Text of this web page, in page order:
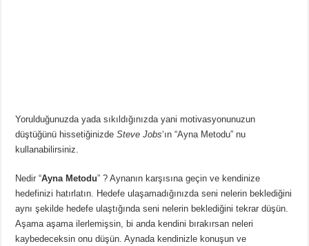
Yorulduğunuzda yada sıkıldığınızda yani motivasyonunuzun
düştüğünü hissetiğinizdeSteve Jobs‘ın “Ayna Metodu” nu
kullanabilirsiniz.
Nedir “Ayna Metodu” ? Aynanın karşısına geçin ve kendinize
hedefinizi hatırlatın. Hedefe ulaşamadığınızda seni nelerin beklediğini
aynı şekilde hedefe ulaştığında seni nelerin beklediğini tekrar düşün.
Aşama aşama ilerlemişsin, bi anda kendini bırakırsan neleri
kaybedeceksin onu düşün. Aynada kendinizle konuşun ve